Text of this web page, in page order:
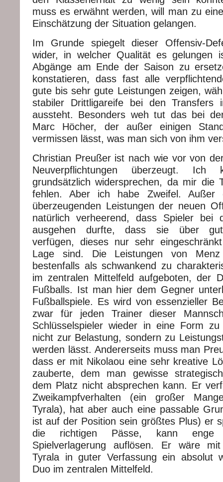
muss es erwähnt werden, will man zu
Einschätzung der Situation gelangen.
Im Grunde spiegelt dieser Offensiv-
wider, in welcher Qualität es gelungen
Abgänge am Ende der Saison zu
konstatieren, dass fast alle
gute bis sehr gute Leistungen zeigen,
stabiler Drittligareife bei den Transfers
aussteht. Besonders weh tut das bei
Marc Höcher, der außer einigen
vermissen lässt, was man sich von ihm
Christian Preußer ist nach wie vor von
Neuverpflichtungen überzeugt.
grundsätzlich widersprechen, da mir die
fehlen. Aber ich habe Zweifel. Außer
überzeugenden Leistungen der neuen
natürlich verheerend, dass Spieler bei
ausgehen durfte, dass sie über
verfügen, dieses nur sehr
Lage sind. Die Leistungen von
bestenfalls als schwankend zu
im zentralen Mittelfeld aufgeboten, der
Fußballs. Ist man hier dem Gegner
Fußballspiele. Es wird von essenzieller
zwar für jeden Trainer dieser
Schlüsselspieler wieder in eine Form
nicht zur Belastung, sondern zu
werden lässt. Andererseits muss man
dass er mit Nikolaou eine sehr kreative
zauberte, dem man gewisse
dem Platz nicht absprechen kann. Er
Zweikampfverhalten (ein großer
Tyrala), hat aber auch eine passable
ist auf der Position sein größtes Plus) er
die richtigen Pässe, kann enge
Spielverlagerung auflösen. Er wäre
Tyrala in guter Verfassung ein absolut
Duo im zentralen Mittelfeld.